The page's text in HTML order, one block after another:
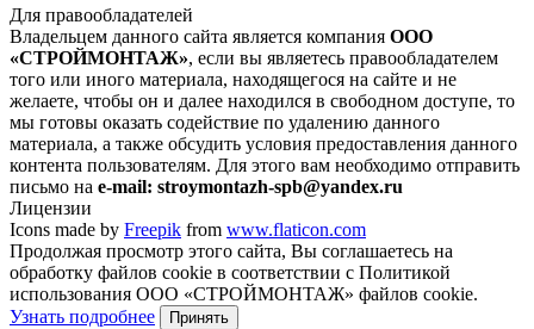
Для правообладателей
Владельцем данного сайта является компания ООО
«СТРОЙМОНТАЖ», если вы являетесь правообладателем
того или иного материала, находящегося на сайте и не
желаете, чтобы он и далее находился в свободном доступе, то
мы готовы оказать содействие по удалению данного
материала, а также обсудить условия предоставления данного
контента пользователям. Для этого вам необходимо отправить
письмо на e-mail: stroymontazh-spb@yandex.ru
Лицензии
Icons made by Freepik from www.flaticon.com
Продолжая просмотр этого сайта, Вы соглашаетесь на
обработку файлов cookie в соответствии с Политикой
использования ООО «СТРОЙМОНТАЖ» файлов cookie.
Узнать подробнее
Принять